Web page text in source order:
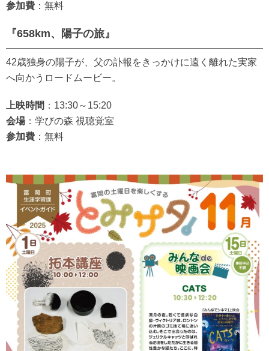
参加費 ：無料
『658km、陽子の旅』
42歳独身の陽子が、父の訃報をきっかけに遠く離れた実家
へ向かうロードムービー。
上映時間 ：13:30～15:20
会場：学びの森 視聴覚室
参加費 ：無料